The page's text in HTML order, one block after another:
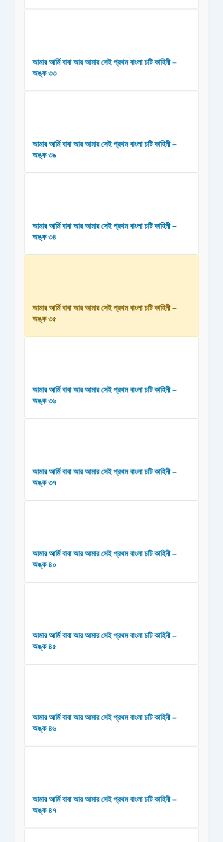
আমার আর্মি বাবা আর আমার সেই প্রথম বাংলা চটি কাহিনী –
অঙ্ক ৩৩
আমার আর্মি বাবা আর আমার সেই প্রথম বাংলা চটি কাহিনী –
অঙ্ক ৩৯
আমার আর্মি বাবা আর আমার সেই প্রথম বাংলা চটি কাহিনী –
অঙ্ক ৩৪
আমার আর্মি বাবা আর আমার সেই প্রথম বাংলা চটি কাহিনী –
অঙ্ক ৩৫
আমার আর্মি বাবা আর আমার সেই প্রথম বাংলা চটি কাহিনী –
অঙ্ক ৩৬
আমার আর্মি বাবা আর আমার সেই প্রথম বাংলা চটি কাহিনী –
অঙ্ক ৩৭
আমার আর্মি বাবা আর আমার সেই প্রথম বাংলা চটি কাহিনী –
অঙ্ক ৪০
আমার আর্মি বাবা আর আমার সেই প্রথম বাংলা চটি কাহিনী –
অঙ্ক ৪৫
আমার আর্মি বাবা আর আমার সেই প্রথম বাংলা চটি কাহিনী –
অঙ্ক ৪৬
আমার আর্মি বাবা আর আমার সেই প্রথম বাংলা চটি কাহিনী –
অঙ্ক ৪৭